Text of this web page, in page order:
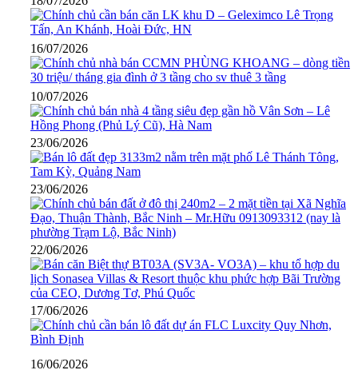
16/07/2026
10/07/2026
23/06/2026
23/06/2026
22/06/2026
17/06/2026
16/06/2026